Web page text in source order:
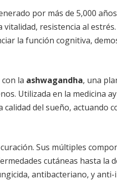
por más de 5,000
resistencia al
la función cognitiva,
la ashwagandha, una
Utilizada en la medicina
del sueño, actuando
Sus múltiples
cutáneas hasta la
antibacteriano, y